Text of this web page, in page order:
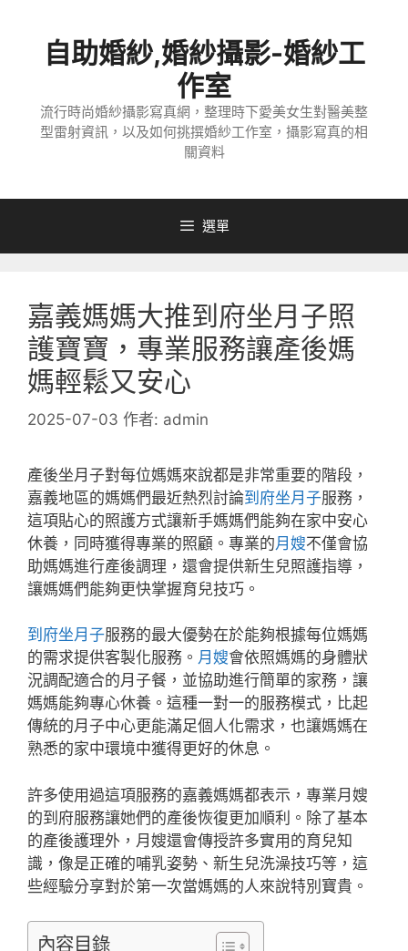
自助婚紗,婚紗攝影-婚紗工
作室
流行時尚婚紗攝影寫真網，整理時下愛美女生對醫美整
型雷射資訊，以及如何挑撰婚紗工作室，攝影寫真的相
關資料
選單
嘉義媽媽大推到府坐月子照
護寶寶，專業服務讓產後媽
媽輕鬆又安心
2025-07-03 作者: admin
產後坐月子對每位媽媽來說都是非常重要的階段，
嘉義地區的媽媽們最近熱烈討論到府坐月子服務，
這項貼心的照護方式讓新手媽媽們能夠在家中安心
休養，同時獲得專業的照顧。專業的月嫂不僅會協
助媽媽進行產後調理，還會提供新生兒照護指導，
讓媽媽們能夠更快掌握育兒技巧。
到府坐月子服務的最大優勢在於能夠根據每位媽媽
的需求提供客製化服務。 月嫂會依照媽媽的身體狀
況調配適合的月子餐，並協助進行簡單的家務，讓
媽媽能夠專心休養。這種一對一的服務模式，比起
傳統的月子中心更能滿足個人化需求，也讓媽媽在
熟悉的家中環境中獲得更好的休息。
許多使用過這項服務的嘉義媽媽都表示，專業月嫂
的到府服務讓她們的產後恢復更加順利。除了基本
的產後護理外，月嫂還會傳授許多實用的育兒知
識，像是正確的哺乳姿勢、新生兒洗澡技巧等，這
些經驗分享對於第一次當媽媽的人來說特別寶貴。
內容目錄